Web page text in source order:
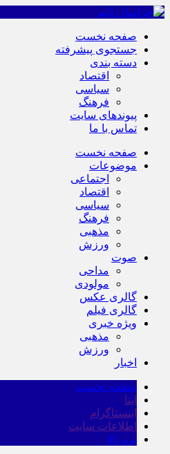
صفحه نخست
جستجوی پیشرفته
دسته بندی
اقتصاد
سیاسی
فرهنگ
پیوندهای سایت
تماس با ما
صفحه نخست
موضوعات
اجتماعی
اقتصاد
سیاسی
فرهنگ
مذهبی
ورزش
صوت
مداحی
مولودی
گالری عکس
گالری فیلم
ویژه خبری
مذهبی
ورزش
اخبار
صفحه نخست
ایتا
اینستاگرام
اطلاعات سایت
برو بالا